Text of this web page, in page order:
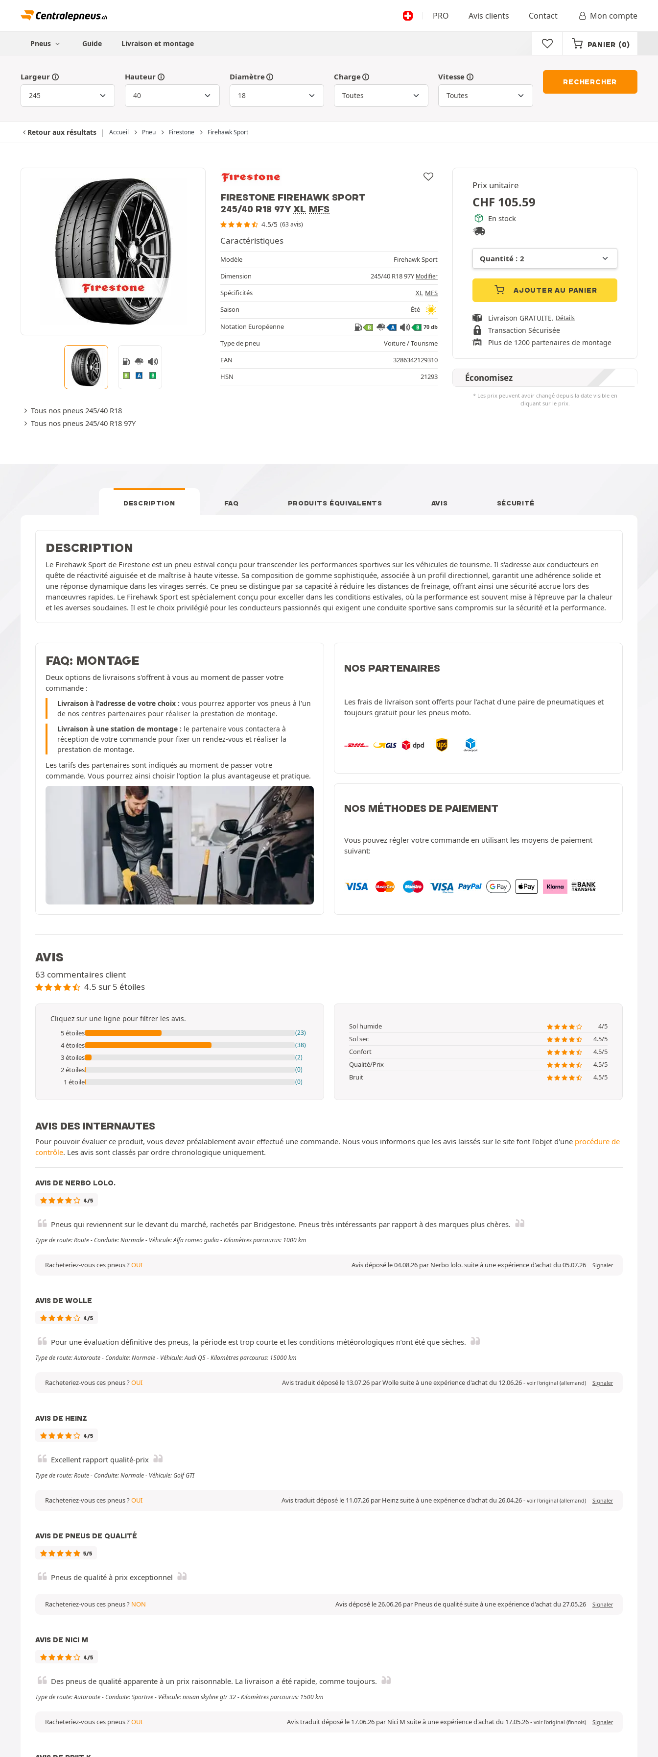
PRO Avis clients Contact Mon compte
Pneus Guide Livraison et montage PANIER (0)
Largeur Hauteur Diamètre Charge Vitesse
RECHERCHER
Retour aux résultats Accueil Pneu Firestone Firehawk Sport
FIRESTONE FIREHAWK SPORT
245/40 R18 97YXL MFS
4.5/5 (63 avis)
B A B
Tous nos pneus 245/40 R18
Tous nos pneus 245/40 R18 97Y
Prix unitaire
CHF 105.59
En stock
AJOUTER AU PANIER
Livraison GRATUITE. Détails
Transaction Sécurisée
Plus de 1200 partenaires de montage
Économisez
* Les prix peuvent avoir changé depuis la date visible en
cliquant sur le prix.
Caractéristiques
Modèle
Firehawk Sport
Dimension
245/40 R18 97Y Modifier
Spécificités XL MFS
Saison
Été
Notation Européenne
B A B 70 db
Type de pneu
Voiture / Tourisme
EAN
3286342129310
HSN
21293
DESCRIPTION FAQ PRODUITS ÉQUIVALENTS AVIS SÉCURITÉ
DESCRIPTION
Le Firehawk Sport de Firestone est un pneu estival conçu pour transcender les performances sportives sur les véhicules de tourisme. Il s'adresse aux conducteurs en
quête de réactivité aiguisée et de maîtrise à haute vitesse. Sa composition de gomme sophistiquée, associée à un profil directionnel, garantit une adhérence solide et
une réponse dynamique dans les virages serrés. Ce pneu se distingue par sa capacité à réduire les distances de freinage, offrant ainsi une sécurité accrue lors des
manœuvres rapides. Le Firehawk Sport est spécialement conçu pour exceller dans les conditions estivales, où la performance est souvent mise à l'épreuve par la chaleur
et les averses soudaines. Il est le choix privilégié pour les conducteurs passionnés qui exigent une conduite sportive sans compromis sur la sécurité et la performance.
FAQ: MONTAGE
Deux options de livraisons s'offrent à vous au moment de passer votre
commande :
Livraison à l'adresse de votre choix : vous pourrez apporter vos pneus à l'un
de nos centres partenaires pour réaliser la prestation de montage.
Livraison à une station de montage : le partenaire vous contactera à
réception de votre commande pour fixer un rendez-vous et réaliser la
prestation de montage.
Les tarifs des partenaires sont indiqués au moment de passer votre
commande. Vous pourrez ainsi choisir l’option la plus avantageuse et pratique.
NOS PARTENAIRES
Les frais de livraison sont offerts pour l'achat d'une paire de pneumatiques et
toujours gratuit pour les pneus moto.
NOS MÉTHODES DE PAIEMENT
Vous pouvez régler votre commande en utilisant les moyens de paiement
suivant:
AVIS
63 commentaires client
4.5 sur 5 étoiles
Cliquez sur une ligne pour filtrer les avis.
5 étoiles (23)
4 étoiles (38)
3 étoiles (2)
2 étoiles (0)
1 étoile (0)
Sol humide
4/5
Sol sec
4.5/5
Confort
4.5/5
Qualité/Prix
4.5/5
Bruit
4.5/5
AVIS DES INTERNAUTES
Pour pouvoir évaluer ce produit, vous devez préalablement avoir effectué une commande. Nous vous informons que les avis laissés sur le site font l'objet d'une procédure de
contrôle. Les avis sont classés par ordre chronologique uniquement.
AVIS DE NERBO LOLO.
4/5
Pneus qui reviennent sur le devant du marché, rachetés par Bridgestone. Pneus très intéressants par rapport à des marques plus chères.
Type de route: Route - Conduite: Normale - Véhicule: Alfa romeo guilia - Kilomètres parcourus: 1000 km
Avis déposé le 04.08.26 par Nerbo lolo. suite à une expérience d'achat du 05.07.26 Signaler
Racheteriez-vous ces pneus ?OUI
AVIS DE WOLLE
4/5
Pour une évaluation définitive des pneus, la période est trop courte et les conditions météorologiques n’ont été que sèches.
Type de route: Autoroute - Conduite: Normale - Véhicule: Audi Q5 - Kilomètres parcourus: 15000 km
Avis traduit déposé le 13.07.26 par Wolle suite à une expérience d'achat du 12.06.26- voir l'original (allemand) Signaler
Racheteriez-vous ces pneus ?OUI
AVIS DE HEINZ
4/5
Excellent rapport qualité-prix
Type de route: Route - Conduite: Normale - Véhicule: Golf GTI
Avis traduit déposé le 11.07.26 par Heinz suite à une expérience d'achat du 26.04.26- voir l'original (allemand) Signaler
Racheteriez-vous ces pneus ?OUI
AVIS DE PNEUS DE QUALITÉ
5/5
Pneus de qualité à prix exceptionnel
Avis déposé le 26.06.26 par Pneus de qualité suite à une expérience d'achat du 27.05.26 Signaler
Racheteriez-vous ces pneus ? NON
AVIS DE NICI M
4/5
Des pneus de qualité apparente à un prix raisonnable. La livraison a été rapide, comme toujours.
Type de route: Autoroute - Conduite: Sportive - Véhicule: nissan skyline gtr 32 - Kilomètres parcourus: 1500 km
Avis traduit déposé le 17.06.26 par Nici M suite à une expérience d'achat du 17.05.26- voir l'original (finnois) Signaler
Racheteriez-vous ces pneus ?OUI